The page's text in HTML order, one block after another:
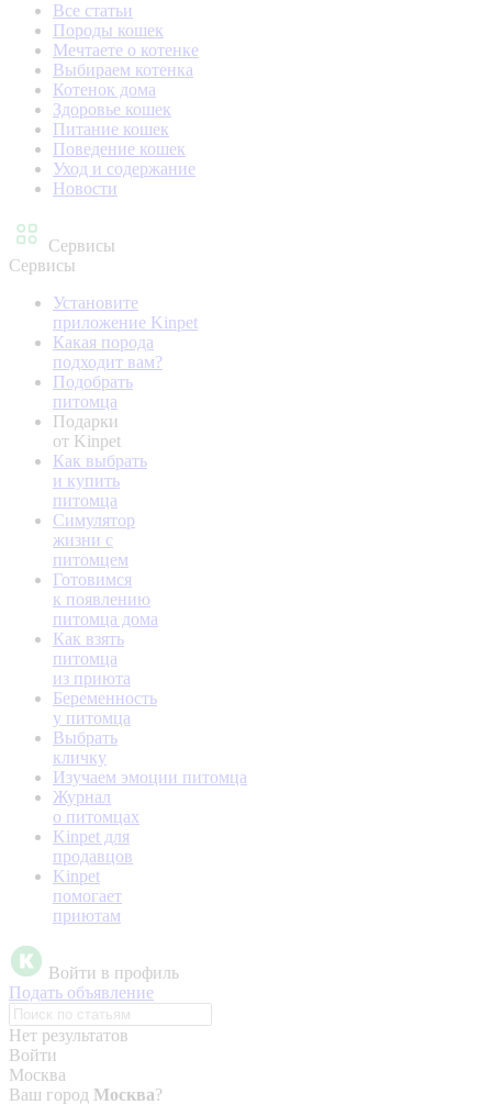
Все статьи
Породы кошек
Мечтаете о котенке
Выбираем котенка
Котенок дома
Здоровье кошек
Питание кошек
Поведение кошек
Уход и содержание
Новости
Сервисы
Сервисы
Установите
приложение Kinpet
Какая порода
подходит вам?
Подобрать
питомца
Подарки
от Kinpet
Как выбрать
и купить
питомца
Симулятор
жизни с
питомцем
Готовимся
к появлению
питомца дома
Как взять
питомца
из приюта
Беременность
у питомца
Выбрать
кличку
Изучаем эмоции питомца
Журнал
о питомцах
Kinpet для
продавцов
Kinpet
помогает
приютам
Войти в профиль
Подать объявление
Нет результатов
Войти
Москва
Ваш город Москва?